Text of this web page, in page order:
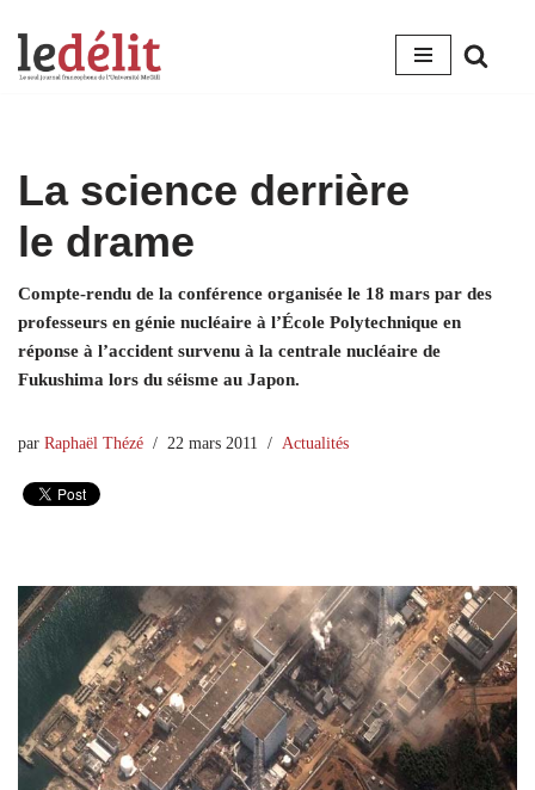
Aller
La science derrière
le drame
Compte-rendu de la conférence organisée le 18 mars par des
professeurs en génie nucléaire à l’École Polytechnique en
réponse à l’accident survenu à la centrale nucléaire de
Fukushima lors du séisme au Japon.
par Raphaël Thézé 22 mars 2011 Actualités